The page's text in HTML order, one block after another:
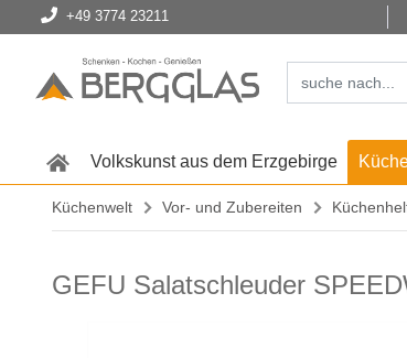
+49 3774 23211
Volkskunst aus dem Erzgebirge
Küchenwelt Vor- und Zubereiten
GEFU Salatschleuder